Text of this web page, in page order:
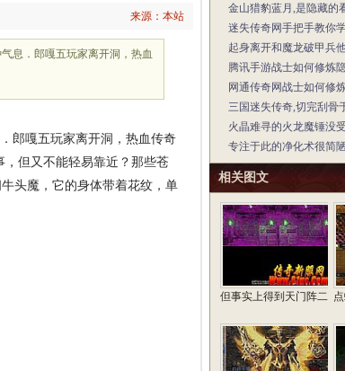
来源：本站
息．郎嘎五玩家离开洞，热血
郎嘎五玩家离开洞，热血传奇
但又不能轻易靠近？那些苍
头魔，它的身体带着花纹，单
金山猎豹蓝月,是隐藏的
迷失传奇网手把手教你
起身离开和魔龙破甲兵
腾讯手游战士如何修炼
网通传奇网战士如何修
三国迷失传奇,切完刮骨
火晶难寻的火龙魔锤没
专注于此的净化术很简
相关图文
但事实上得到天门阵二